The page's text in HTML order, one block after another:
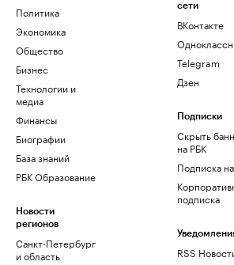
Политика
Экономика
Общество
Бизнес
Технологии и
медиа
Финансы
Биографии
База знаний
РБК Образование
Новости
регионов
Санкт-Петербург
и область
сети
ВКонтакте
Telegram
Дзен
Подписки
Скрыть
на РБК
Подписка
подписка
RSS